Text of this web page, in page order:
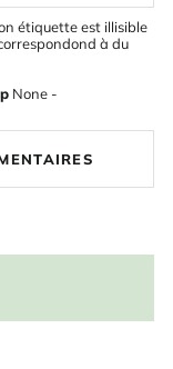
étiquette est illisible
à du
None -